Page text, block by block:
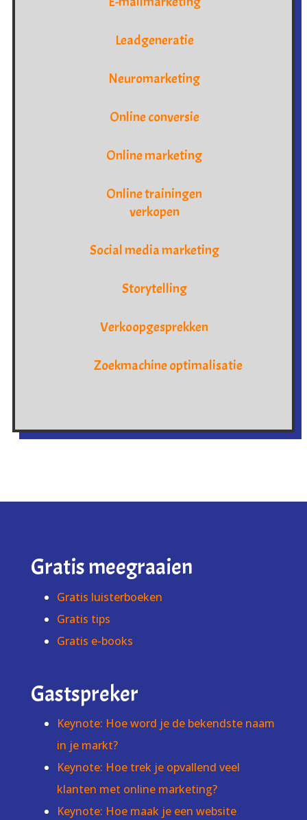
Leadgeneratie
Neuromarketing
Online conversie
Online marketing
Online trainingen
verkopen
Social media marketing
Storytelling
Verkoopgesprekken
Zoekmachine optimalisatie
Gratis meegraaien
Gratis luisterboeken
Gratis tips
Gratis e-books
Gastspreker
Keynote: Hoe word je de bekendste naam
in je markt?
Keynote: Hoe trek je opvallend veel
klanten met online marketing?
Keynote: Hoe maak je een website